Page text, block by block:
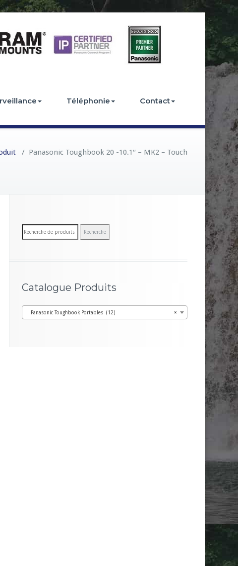
Téléphonie Contact
/ Panasonic Toughbook 20 -10.1″ – MK2 – Touch
R
e
r
c
h
Recherche
Catalogue Produits
×
Panasonic Toughbook Portables (12)